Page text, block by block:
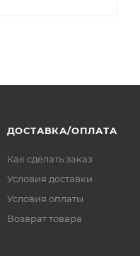
ДОСТАВКА/ОПЛАТА
Как сделать заказ
Условия доставки
Условия оплаты
Возврат товара